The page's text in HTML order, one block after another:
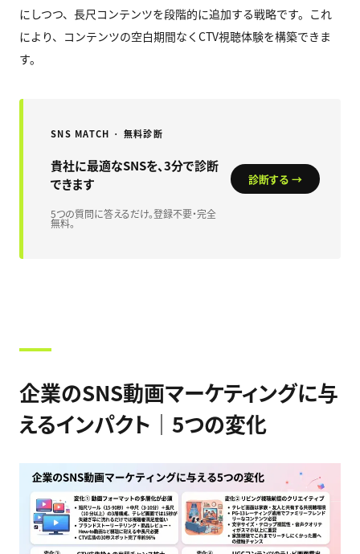
にしつつ、長尺コンテンツを段階的に追加する戦略です。これ
により、コンテンツの空白期間なくCTV視聴体験を構築できま
す。
SNS MATCH · 無料診断
貴社に最適なSNSを、3分で診断
できます
5つの質問に答えるだけ。登録不要・完全
無料。
診断する →
企業のSNS動画マーケティングに与
えるインパクト｜5つの変化